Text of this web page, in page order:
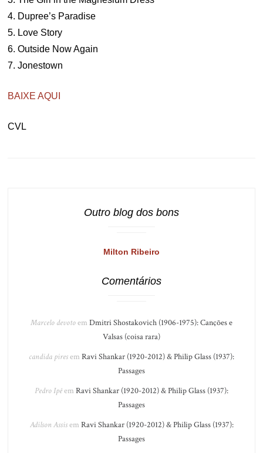
4. Dupree’s Paradise
5. Love Story
6. Outside Now Again
7. Jonestown
BAIXE AQUI
CVL
Outro blog dos bons
Milton Ribeiro
Comentários
Marcelo devotoem Dmitri Shostakovich (1906-1975): Canções e
Valsas (coisa rara)
candida piresem Ravi Shankar (1920-2012) & Philip Glass (1937):
Passages
Pedro Ipêem Ravi Shankar (1920-2012) & Philip Glass (1937):
Passages
Adilson Assisem Ravi Shankar (1920-2012) & Philip Glass (1937):
Passages